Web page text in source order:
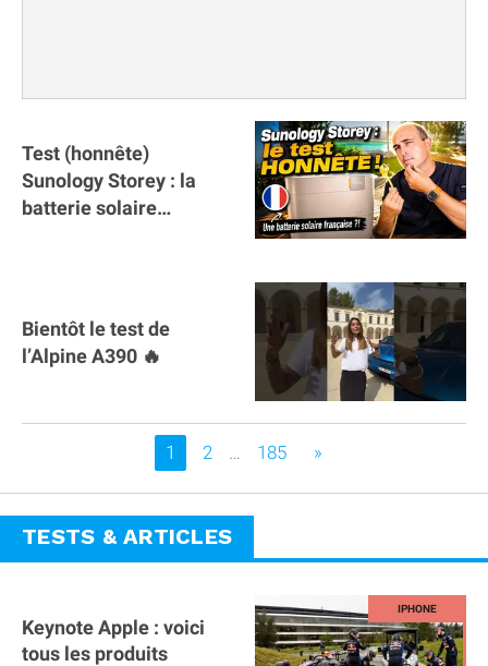
Test (honnête)
Sunology Storey : la
batterie solaire
Bientôt le test de
l’Alpine A390 🔥
Vous êtes sur la page
1 2 … 185 »
TESTS & ARTICLES
Keynote Apple : voici
tous les produits